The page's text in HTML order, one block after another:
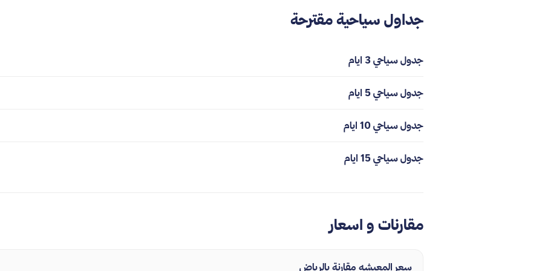
جداول سياحية مقترحة
جدول سياحي 3 ايام
جدول سياحي 5 ايام
جدول سياحي 10 ايام
جدول سياحي 15 ايام
مقارنات و اسعار
سعر المعيشه مقارنة بالرياض